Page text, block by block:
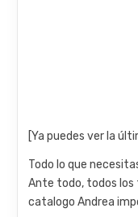
[Ya puedes ver la
Todo lo que
Ante todo, todos
catalogo Andrea